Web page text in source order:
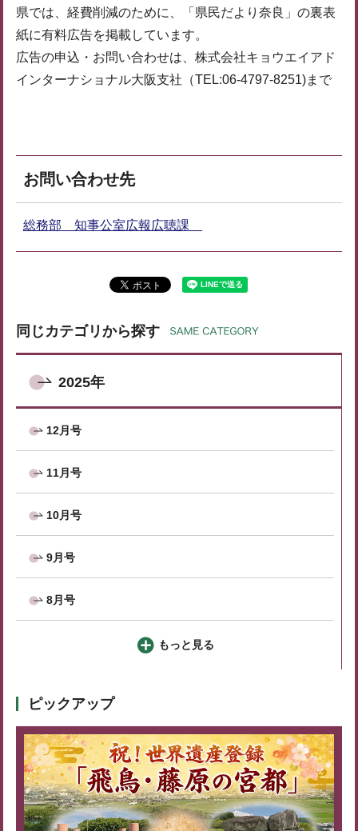
県では、経費削減のために、「県民だより奈良」の裏表
紙に有料広告を掲載しています。
広告の申込・お問い合わせは、株式会社キョウエイアド
インターナショナル大阪支社（TEL:06-4797-8251)まで
お問い合わせ先
総務部 知事公室広報広聴課
同じカテゴリから探す
2025年
12月号
11月号
10月号
9月号
8月号
もっと見る
ピックアップ